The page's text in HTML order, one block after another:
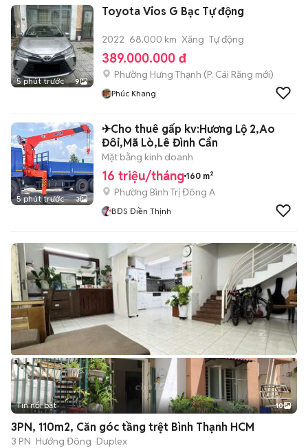
5 phút trước 9
Toyota Vios G Bạc Tự động
2022 68.000 km Xăng Tự động
389.000.000 đ
Phường Hưng Thạnh (P. Cái Răng mới)
Phúc Khang
5 phút trước 3
✈Cho thuê gấp kv:Hương Lộ 2,Ao
Đôi,Mã Lò,Lê Đình Cẩn
Mặt bằng kinh doanh
16 triệu/tháng 160 m²
Phường Bình Trị Đông A
BĐS Điền Thịnh
+2
Tin nổi bật 10
3PN, 110m2, Căn góc tầng trệt Bình Thạnh HCM
3 PN Hướng Đông Duplex